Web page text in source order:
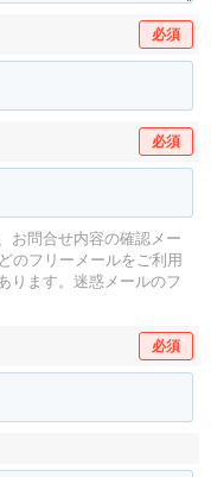
必須
必須
お問合せ内容の確認メー
のフリーメールをご利用
ります。 迷惑メールのフ
必須